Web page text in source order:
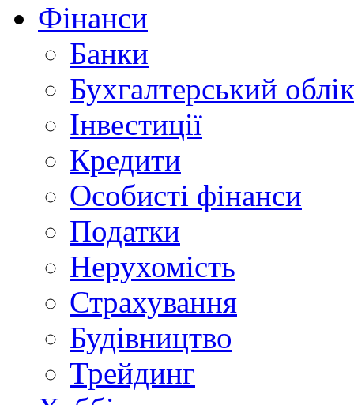
Фінанси
Банки
Бухгалтерський облік
Інвестиції
Кредити
Особисті фінанси
Податки
Нерухомість
Страхування
Будівництво
Трейдинг